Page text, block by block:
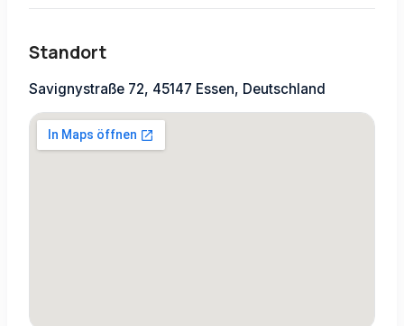
Standort
Savignystraße 72, 45147 Essen, Deutschland